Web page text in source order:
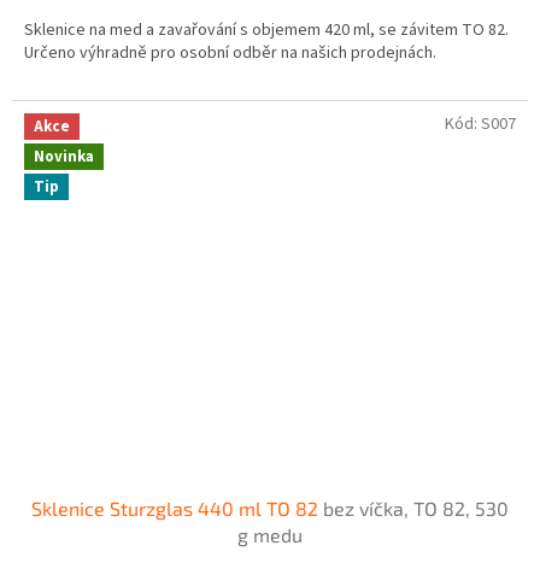
Sklenice na med a zavařování s objemem 420 ml, se závitem TO 82.
Určeno výhradně pro osobní odběr na našich prodejnách.
Akce
Novinka
Tip
Sklenice Sturzglas 440 ml TO 82 bez víčka, TO 82, 530
g medu
Kód: S007